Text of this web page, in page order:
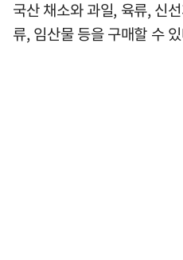
국산 채소와 과일, 육류, 신
류, 임산물 등을 구매할 수